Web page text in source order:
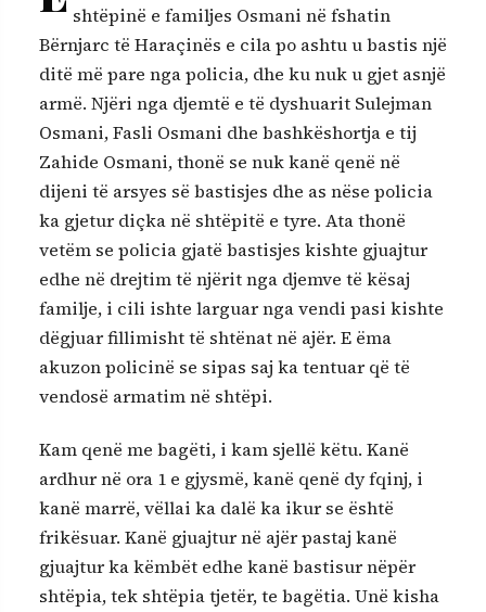
shtëpinë e familjes Osmani në fshatin
Bërnjarc të Haraçinës e cila po ashtu u bastis një
ditë më pare nga policia, dhe ku nuk u gjet asnjë
armë. Njëri nga djemtë e të dyshuarit Sulejman
Osmani, Fasli Osmani dhe bashkëshortja e tij
Zahide Osmani, thonë se nuk kanë qenë në
dijeni të arsyes së bastisjes dhe as nëse policia
ka gjetur diçka në shtëpitë e tyre. Ata thonë
vetëm se policia gjatë bastisjes kishte gjuajtur
edhe në drejtim të njërit nga djemve të kësaj
familje, i cili ishte larguar nga vendi pasi kishte
dëgjuar fillimisht të shtënat në ajër. E ëma
akuzon policinë se sipas saj ka tentuar që të
vendosë armatim në shtëpi.
Kam qenë me bagëti, i kam sjellë këtu. Kanë
ardhur në ora 1 e gjysmë, kanë qenë dy fqinj, i
kanë marrë, vëllai ka dalë ka ikur se është
frikësuar. Kanë gjuajtur në ajër pastaj kanë
gjuajtur ka këmbët edhe kanë bastisur nëpër
shtëpia, tek shtëpia tjetër, te bagëtia. Unë kisha